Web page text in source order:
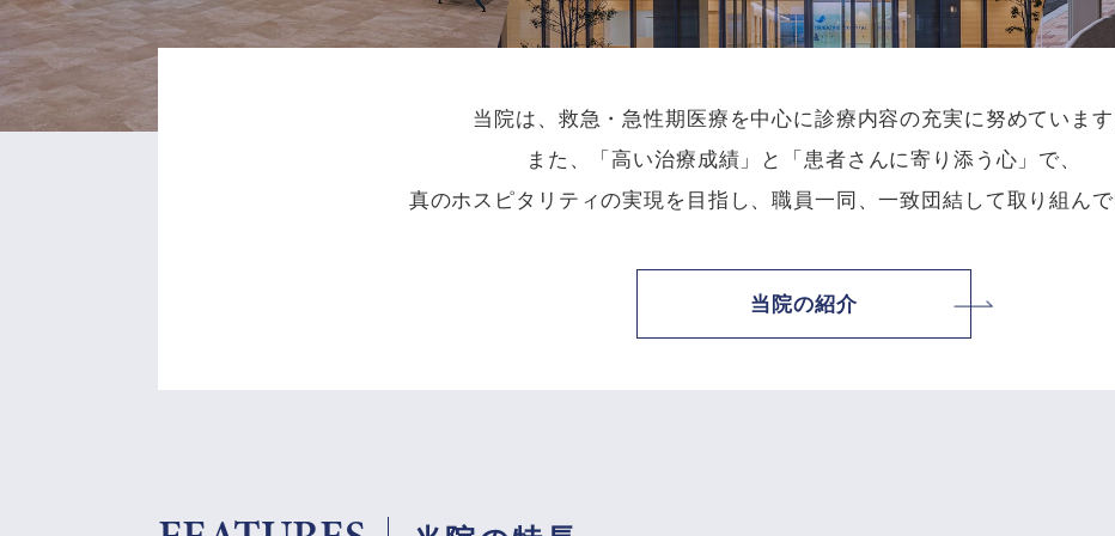
当院は、救急・急性期医療を中心に診療内容の充実に努めています
また、「高い治療成績」と「患者さんに寄り添う心」で、
真のホスピタリティの実現を目指し、職員一同、一致団結して取り組んで
当院の紹介